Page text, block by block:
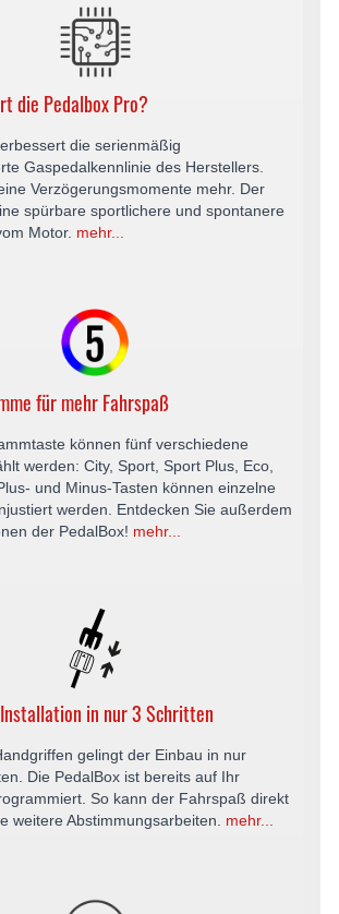
die Pedalbox Pro?
die serienmäßig
Gaspedalkennlinie des Herstellers.
Verzögerungsmomente mehr. Der
spürbare sportlichere und spontanere
Motor. mehr...
für mehr Fahrspaß
können fünf verschiedene
werden: City, Sport, Sport Plus, Eco,
und Minus-Tasten können einzelne
werden. Entdecken Sie außerdem
der PedalBox! mehr...
in nur 3 Schritten
gelingt der Einbau in nur
Die PedalBox ist bereits auf Ihr
So kann der Fahrspaß direkt
weitere Abstimmungsarbeiten. mehr...